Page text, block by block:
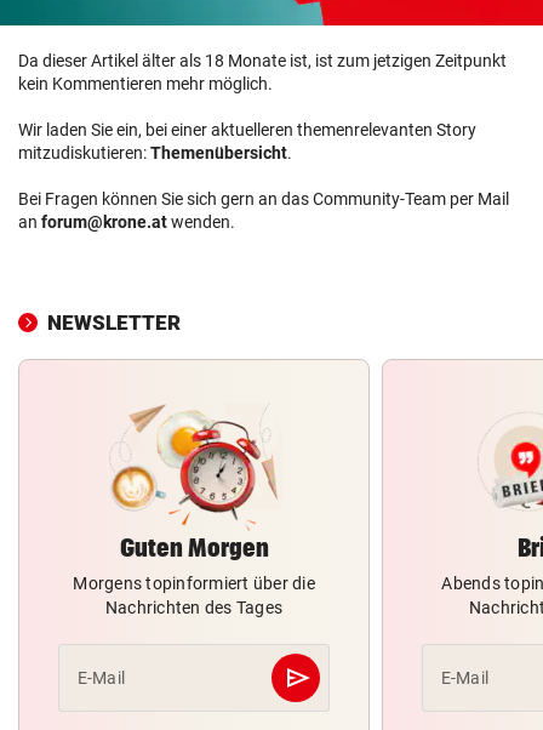
Da dieser Artikel älter als 18 Monate ist, ist zum jetzigen Zeitpunkt
kein Kommentieren mehr möglich.
Wir laden Sie ein, bei einer aktuelleren themenrelevanten Story
mitzudiskutieren:Themenübersicht.
Bei Fragen können Sie sich gern an das Community-Team per Mail
an forum@krone.atwenden.
NEWSLETTER
Guten Morgen
Morgens topinformiert über die
Nachrichten des Tages
E-Mail send
Abschicken
Abends
E-Mail